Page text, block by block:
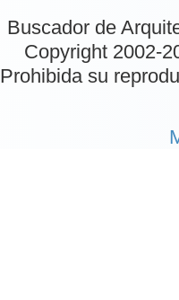
Buscador de
Copyright 2002-
Prohibida su